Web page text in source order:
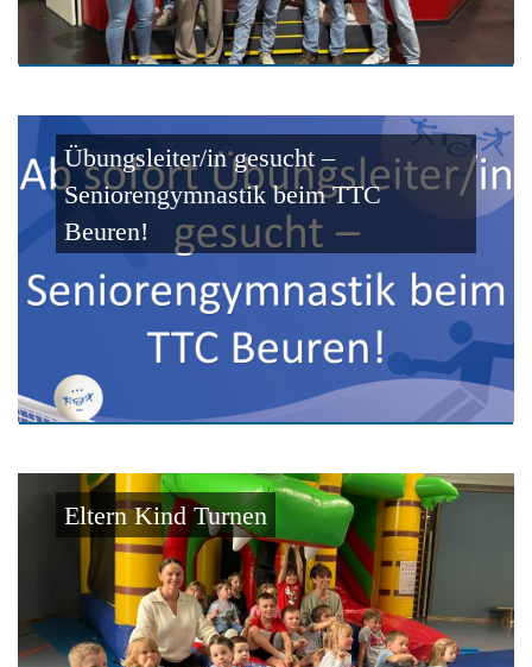
Übungsleiter/in gesucht –
Seniorengymnastik beim TTC
Beuren!
Eltern Kind Turnen